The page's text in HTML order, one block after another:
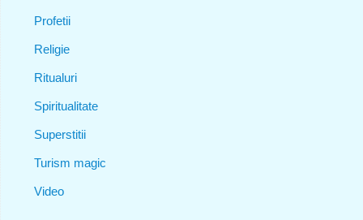
Profetii
Religie
Ritualuri
Spiritualitate
Superstitii
Turism magic
Video